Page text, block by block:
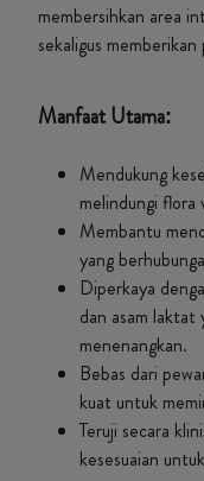
membersihkan area
sekaligus
Manfaat Utama:
Mendukung
melindungi flora
Membantu
yang
Diperkaya
dan asam laktat
menenangkan.
Bebas dari
kuat untuk
Teruji secara
kesesuaian